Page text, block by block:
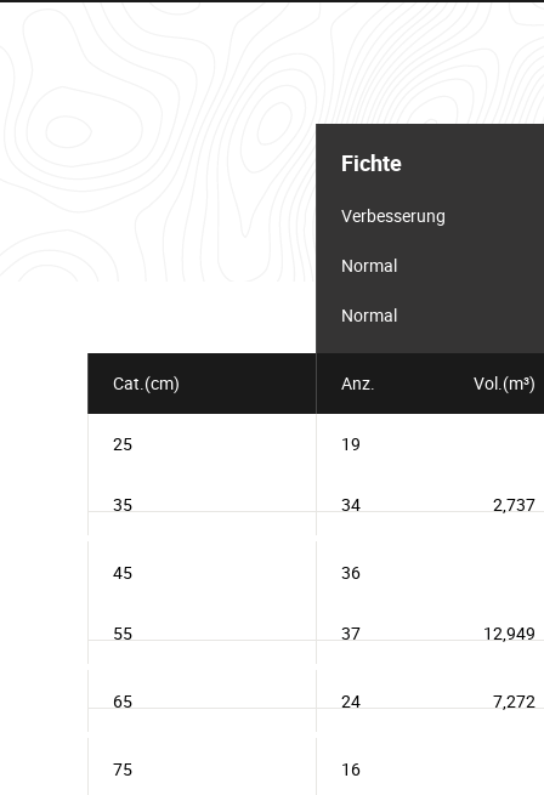
Fichte
Verbesserung
Normal
Normal
Cat.(cm) Anz. Vol.(m³)
25 19
35 34 2,737
45 36
55 37 12,949
65 24 7,272
75 16